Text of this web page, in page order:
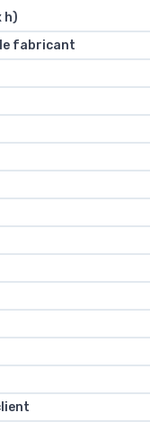
h)
fabricant